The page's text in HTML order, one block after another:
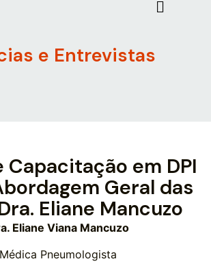
e Entrevistas
Capacitação em DPI
Geral das
Eliane Mancuzo
Eliane Viana Mancuzo
Médica Pneumologista